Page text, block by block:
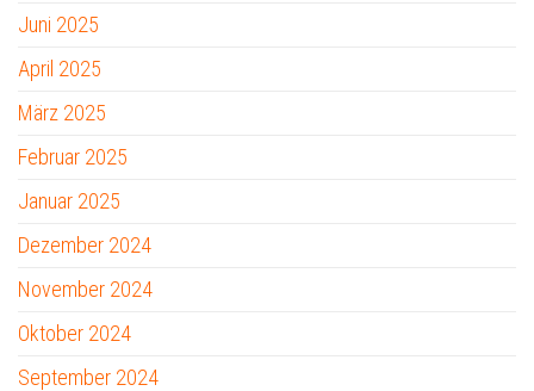
Juni 2025
April 2025
März 2025
Februar 2025
Januar 2025
Dezember 2024
November 2024
Oktober 2024
September 2024